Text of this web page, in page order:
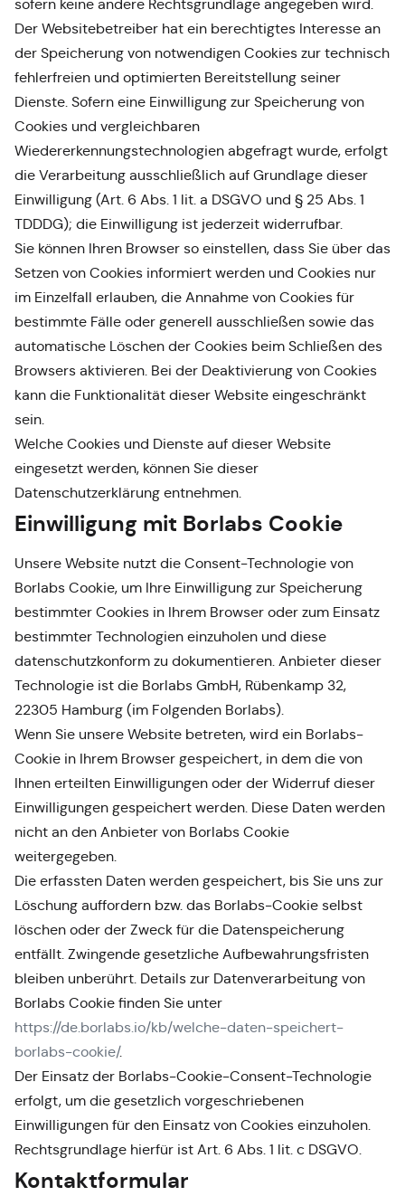
sofern keine andere Rechtsgrundlage angegeben wird.
Der Websitebetreiber hat ein berechtigtes Interesse an
der Speicherung von notwendigen Cookies zur technisch
fehlerfreien und optimierten Bereitstellung seiner
Dienste. Sofern eine Einwilligung zur Speicherung von
Cookies und vergleichbaren
Wiedererkennungstechnologien abgefragt wurde, erfolgt
die Verarbeitung ausschließlich auf Grundlage dieser
Einwilligung (Art. 6 Abs. 1 lit. a DSGVO und § 25 Abs. 1
TDDDG); die Einwilligung ist jederzeit widerrufbar.
Sie können Ihren Browser so einstellen, dass Sie über das
Setzen von Cookies informiert werden und Cookies nur
im Einzelfall erlauben, die Annahme von Cookies für
bestimmte Fälle oder generell ausschließen sowie das
automatische Löschen der Cookies beim Schließen des
Browsers aktivieren. Bei der Deaktivierung von Cookies
kann die Funktionalität dieser Website eingeschränkt
sein.
Welche Cookies und Dienste auf dieser Website
eingesetzt werden, können Sie dieser
Datenschutzerklärung entnehmen.
Einwilligung mit Borlabs Cookie
Unsere Website nutzt die Consent-Technologie von
Borlabs Cookie, um Ihre Einwilligung zur Speicherung
bestimmter Cookies in Ihrem Browser oder zum Einsatz
bestimmter Technologien einzuholen und diese
datenschutzkonform zu dokumentieren. Anbieter dieser
Technologie ist die Borlabs GmbH, Rübenkamp 32,
22305 Hamburg (im Folgenden Borlabs).
Wenn Sie unsere Website betreten, wird ein Borlabs-
Cookie in Ihrem Browser gespeichert, in dem die von
Ihnen erteilten Einwilligungen oder der Widerruf dieser
Einwilligungen gespeichert werden. Diese Daten werden
nicht an den Anbieter von Borlabs Cookie
weitergegeben.
Die erfassten Daten werden gespeichert, bis Sie uns zur
Löschung auffordern bzw. das Borlabs-Cookie selbst
löschen oder der Zweck für die Datenspeicherung
entfällt. Zwingende gesetzliche Aufbewahrungsfristen
bleiben unberührt. Details zur Datenverarbeitung von
Borlabs Cookie finden Sie unter
https://de.borlabs.io/kb/welche-daten-speichert-
borlabs-cookie/.
Der Einsatz der Borlabs-Cookie-Consent-Technologie
erfolgt, um die gesetzlich vorgeschriebenen
Einwilligungen für den Einsatz von Cookies einzuholen.
Rechtsgrundlage hierfür ist Art. 6 Abs. 1 lit. c DSGVO.
Kontaktformular